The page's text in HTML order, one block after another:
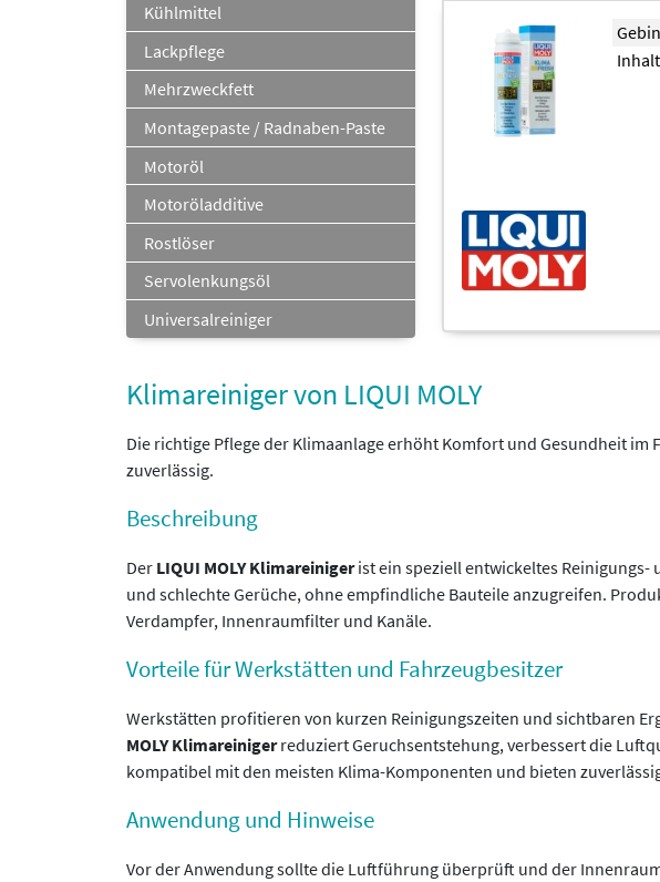
Kühlmittel
Lackpflege
Mehrzweckfett
Montagepaste / Radnaben-Paste
Motoröl
Motoröladditive
Rostlöser
Servolenkungsöl
Universalreiniger
Inhalt
Klimareiniger von LIQUI MOLY
Die richtige Pflege der Klimaanlage erhöht Komfort und Gesundheit im
zuverlässig.
Beschreibung
Der LIQUI MOLY Klimareinigerist ein speziell entwickeltes Reinigungs-
und schlechte Gerüche, ohne empfindliche Bauteile anzugreifen.
Verdampfer, Innenraumfilter und Kanäle.
Vorteile für Werkstätten und Fahrzeugbesitzer
Werkstätten profitieren von kurzen Reinigungszeiten und sichtbaren
MOLY Klimareinigerreduziert Geruchsentstehung, verbessert die
kompatibel mit den meisten Klima-Komponenten und bieten
Anwendung und Hinweise
Vor der Anwendung sollte die Luftführung überprüft und der